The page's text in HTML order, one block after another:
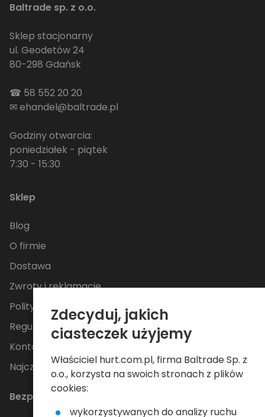
Baltrade sp. z o.o.
Sklep stacjonarny
ul. Geodetów 24
80-298 Gdańsk
☎ 58 552 20 20
✉ehandel@baltrade.pl
Godziny otwarcia:
poniedziałek - piątek
7:30 - 15:30
Sklep
Blog
O firmie
Dostawa
Zwroty i reklamacje
Polityka Prywatności
Regulamin
Kontakt
Najczęściej zadawane pytania
Bezpieczne płatności
Zdecyduj, jakich
ciasteczek użyjemy
Właściciel hurt.com.pl, firma Baltrade Sp. z
o.o., korzysta na swoich stronach z plików
cookies:
wykorzystywanych do analizy ruchu